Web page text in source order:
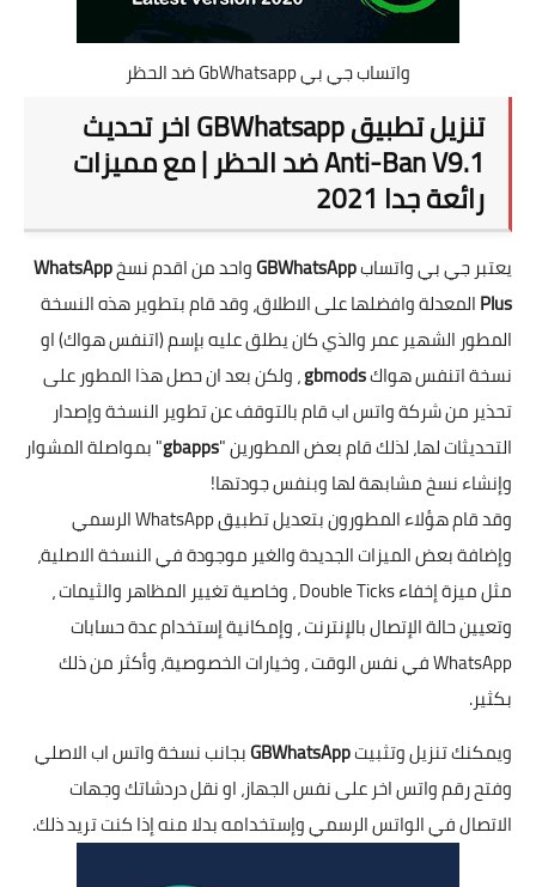
واتساب جي بي GbWhatsapp ضد الحظر
تنزيل تطبيق GBWhatsapp اخر تحديث
Anti-Ban V9.1 ضد الحظر | مع مميزات
رائعة جدا 2021
يعتبر جي بي واتسابGBWhatsAppواحد من اقدم نسخWhatsApp
Plusالمعدلة وافضلها على الاطلاق، وقد قام بتطوير هذه النسخة
المطور الشهير عمر والذي كان يطلق عليه بإسم (اتنفس هواك) او
نسخة اتنفس هواكgbmods، ولكن بعد ان حصل هذا المطور على
تحذير من شركة واتس اب قام بالتوقف عن تطوير النسخة وإصدار
التحديثات لها، لذلك قام بعض المطورين "gbapps" بمواصلة المشوار
وإنشاء نسخ مشابهة لها وبنفس جودتها!
وقد قام هؤلاء المطورون بتعديل تطبيق WhatsApp الرسمي
وإضافة بعض الميزات الجديدة والغير موجودة في النسخة الاصلية،
مثل ميزة إخفاء Double Ticks ، وخاصية تغيير المظاهر والثيمات ،
وتعيين حالة الإتصال بالإنترنت ، وإمكانية إستخدام عدة حسابات
WhatsApp في نفس الوقت ، وخيارات الخصوصية، وأكثر من ذلك
بكثير.
ويمكنك تنزيل وتثبيتGBWhatsAppبجانب نسخة واتس اب الاصلي
وفتح رقم واتس اخر على نفس الجهاز، او نقل دردشاتك وجهات
الاتصال في الواتس الرسمي وإستخدامه بدلا منه إذا كنت تريد ذلك.